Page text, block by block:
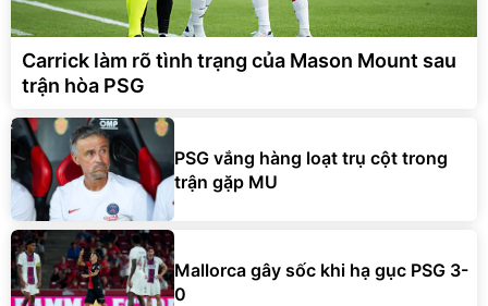
Carrick làm rõ tình trạng của Mason Mount sau
trận hòa PSG
PSG vắng hàng loạt trụ cột trong
trận gặp MU
Mallorca gây sốc khi hạ gục PSG 3-
0